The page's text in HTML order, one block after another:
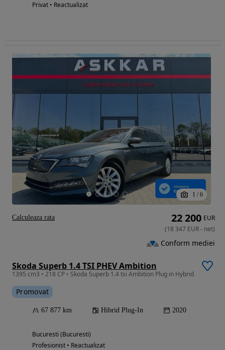
Privat • Reactualizat
1 / 6
Skoda Superb 1.4 TSI PHEV Ambition
1395 cm3 • 218 CP • Skoda Superb 1.4 tsi Ambition Plug in Hybrid
Promovat
67 877 km Hibrid Plug-In 2020
Bucuresti (Bucuresti)
Profesionist • Reactualizat
22 200 EUR
(18 347 EUR- net)
Conform mediei
Calculeaza rata